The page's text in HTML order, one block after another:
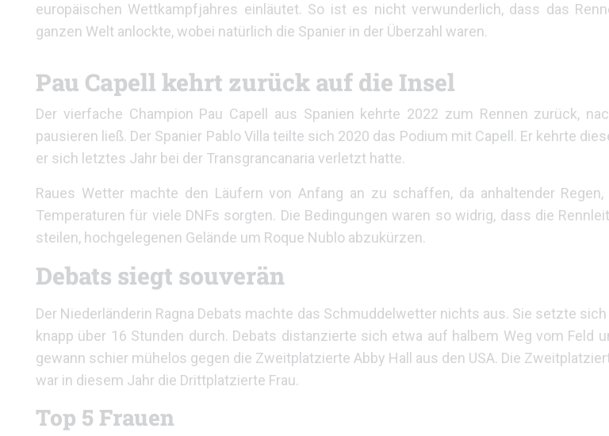
europäischen Wettkampfjahres einläutet. So ist es nicht verwunderlich, dass das
ganzen Welt anlockte, wobei natürlich die Spanier in der Überzahl waren.
Pau Capell kehrt zurück auf die Insel
Der vierfache Champion Pau Capell aus Spanien kehrte 2022 zum Rennen zurück,
pausieren ließ. Der Spanier Pablo Villa teilte sich 2020 das Podium mit Capell. Er kehrte
er sich letztes Jahr bei der Transgrancanaria verletzt hatte.
Raues Wetter machte den Läufern von Anfang an zu schaffen, da anhaltender
Temperaturen für viele DNFs sorgten. Die Bedingungen waren so widrig, dass die
steilen, hochgelegenen Gelände um Roque Nublo abzukürzen.
Debats siegt souverän
Der Niederländerin Ragna Debats machte das Schmuddelwetter nichts aus. Sie setzte
knapp über 16 Stunden durch. Debats distanzierte sich etwa auf halbem Weg vom Feld
gewann schier mühelos gegen die Zweitplatzierte Abby Hall aus den USA. Die
war in diesem Jahr die Drittplatzierte Frau.
Top 5 Frauen